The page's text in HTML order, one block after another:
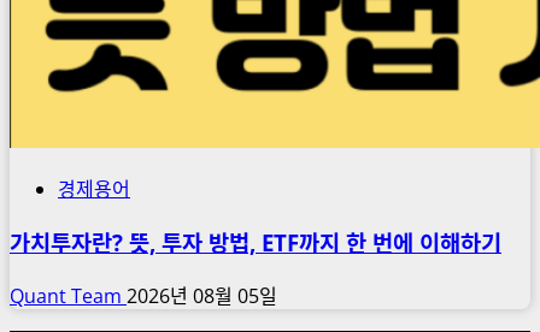
경제용어
가치투자란? 뜻, 투자 방법, ETF까지 한 번에 이해하기
Quant Team 2026년 08월 05일